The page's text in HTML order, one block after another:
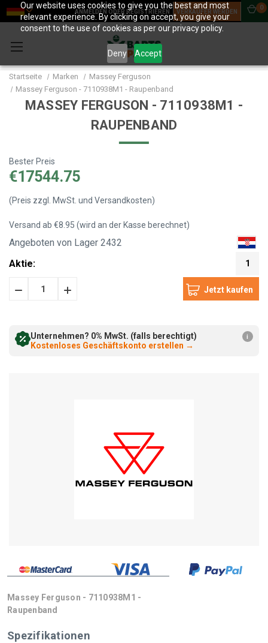
Our website uses cookies to give you the best and most
relevant experience. By clicking on accept, you give your
consent to the use of cookies as per our privacy policy.
Deny Accept
ANMELDEN ODER REGISTRIEREN VERKÄUFER WERDEN
0
Startseite Marken
Massey Ferguson
Massey Ferguson - 7110938M1 - Raupenband
MASSEY FERGUSON - 7110938M1 -
RAUPENBAND
Bester Preis
€17544.75
(Preis zzgl. MwSt. und Versandkosten)
Versand ab €8.95 (wird an der Kasse berechnet)
Angeboten von Lager 2432
Aktie:
1
Menge Menge
Unternehmen? 0% MwSt. (falls berechtigt)
Kostenloses Geschäftskonto erstellen →
i
Massey Ferguson - 7110938M1 -
Raupenband
Spezifikationen